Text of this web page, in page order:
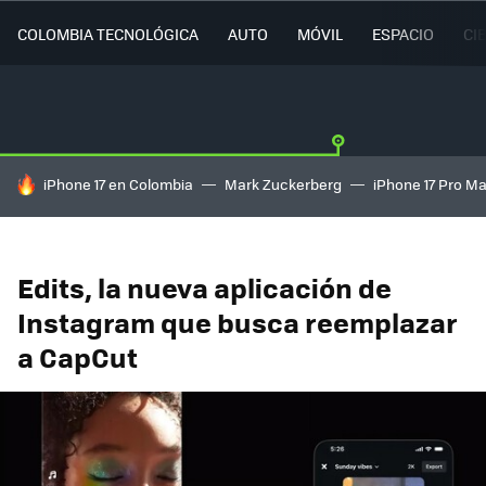
COLOMBIA TECNOLÓGICA AUTO MÓVIL ESPACIO
HOY SE HABLA DE
iPhone 17 en Colombia Mark Zuckerberg iPhone 17 Pro
Edits, la nueva aplicación de
Instagram que busca reemplazar
a CapCut